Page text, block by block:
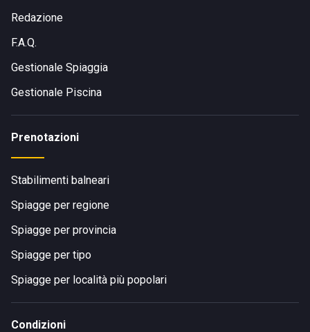
Redazione
F.A.Q.
Gestionale Spiaggia
Gestionale Piscina
Prenotazioni
Stabilimenti balneari
Spiagge per regione
Spiagge per provincia
Spiagge per tipo
Spiagge per località più popolari
Condizioni